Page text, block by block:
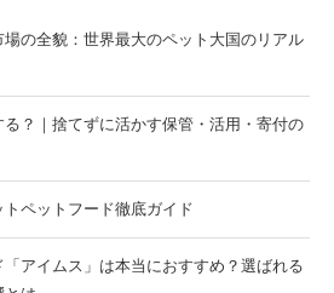
の全貌：世界最大のペット大国のリアル
？｜捨てずに活かす保管・活用・寄付の
トペットフード徹底ガイド
「アイムス」は本当におすすめ？選ばれる